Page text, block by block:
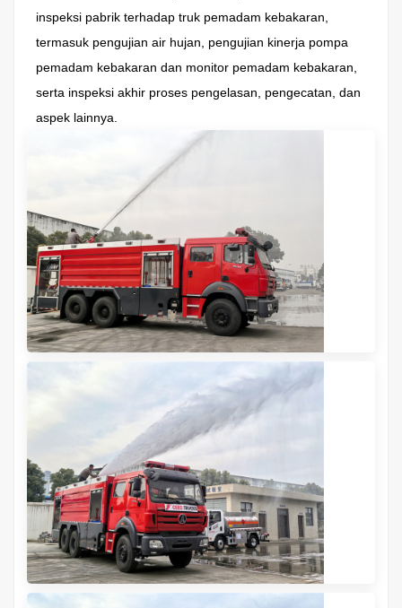
inspeksi pabrik terhadap truk pemadam kebakaran,
termasuk pengujian air hujan, pengujian kinerja pompa
pemadam kebakaran dan monitor pemadam kebakaran,
serta inspeksi akhir proses pengelasan, pengecatan, dan
aspek lainnya.